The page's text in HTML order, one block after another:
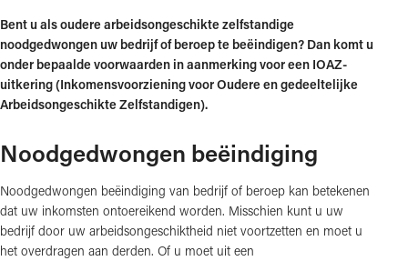
Bent u als oudere arbeidsongeschikte zelfstandige
noodgedwongen uw bedrijf of beroep te beëindigen? Dan komt u
onder bepaalde voorwaarden in aanmerking voor een IOAZ-
uitkering (Inkomensvoorziening voor Oudere en gedeeltelijke
Arbeidsongeschikte Zelfstandigen).
Noodgedwongen beëindiging
Noodgedwongen beëindiging van bedrijf of beroep kan betekenen
dat uw inkomsten ontoereikend worden. Misschien kunt u uw
bedrijf door uw arbeidsongeschiktheid niet voortzetten en moet u
het overdragen aan derden. Of u moet uit een